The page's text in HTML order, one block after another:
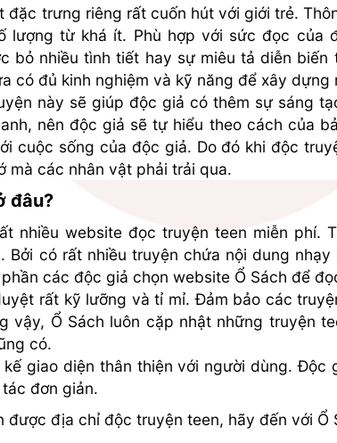
đặc trưng riêng rất cuốn hút với giới trẻ.
lượng từ khá ít. Phù hợp với sức đọc của
bỏ nhiều tình tiết hay sự miêu tả diễn
có đủ kinh nghiệm và kỹ năng để xây
này sẽ giúp độc giả có thêm sự sáng
nên độc giả sẽ tự hiểu theo cách của
cuộc sống của độc giả. Do đó khi độc
mà các nhân vật phải trải qua.
đâu?
nhiều website đọc truyện teen miễn phí.
Bởi có rất nhiều truyện chứa nội dung
các độc giả chọn website Ổ Sách để
rất kỹ lưỡng và tỉ mỉ. Đảm bảo các
vậy, Ổ Sách luôn cặp nhật những truyện
có.
giao diện thân thiện với người dùng.
đơn giản.
được địa chỉ độc truyện teen, hãy đến với Ổ